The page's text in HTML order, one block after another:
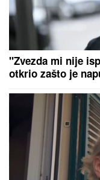
"Zvezda mi nije
otkrio zašto je